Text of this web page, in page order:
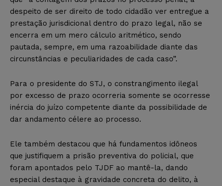
despeito de ser direito de todo cidadão ver entregue a
prestação jurisdicional dentro do prazo legal, não se
encerra em um mero cálculo aritmético, sendo
pautada, sempre, em uma razoabilidade diante das
circunstâncias e peculiaridades de cada caso”.
Para o presidente do STJ, o constrangimento ilegal
por excesso de prazo ocorreria somente se ocorresse
inércia do juízo competente diante da possibilidade de
dar andamento célere ao processo.
Ele também destacou que há fundamentos idôneos
que justifiquem a prisão preventiva do policial, que
foram apontados pelo TJDF ao mantê-la, dando
especial destaque à gravidade concreta do delito, à